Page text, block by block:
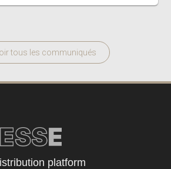
tous les communiqués
platform